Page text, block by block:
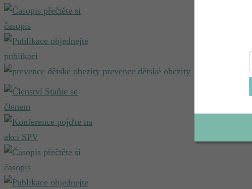
přečtěte si
časopis
objednejte
publikaci
prevence dětské obezity
Staňte se
členem
pojďte na
akci SPV
přečtěte si
časopis
objednejte